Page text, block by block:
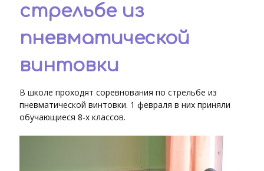
стрельбе из
пневматической
винтовки
В школе проходят соревнования по стрельбе из
пневматической винтовки. 1 февраля в них приняли
обучающиеся 8-х классов.